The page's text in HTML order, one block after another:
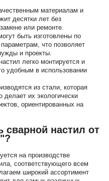
материалам и
десятки лет без
или ремонте.
быть изготовлены по
что позволяет
и проекты.
легко монтируется и
удобным в использовании
из стали, которая
делает их экологически
ориентированных на
сварной настил от
на производстве
соответствующего всем
широкий ассортимент